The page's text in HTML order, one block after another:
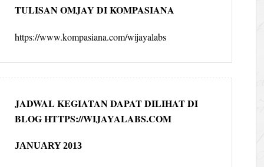
TULISAN OMJAY DI KOMPASIANA
https://www.kompasiana.com/wijayalabs
JADWAL KEGIATAN DAPAT DILIHAT DI
BLOG HTTPS://WIJAYALABS.COM
JANUARY 2013